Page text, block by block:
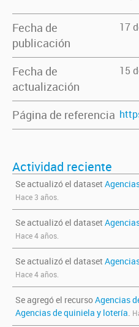
Fecha de
publicación
17
Fecha de
actualización
15
Página de referencia
Actividad reciente
Se actualizó el dataset
Hace 3 años.
Se actualizó el dataset
Hace 4 años.
Se actualizó el dataset
Hace 4 años.
Se agregó el recursoAgencias
Agencias de quiniela y lotería.